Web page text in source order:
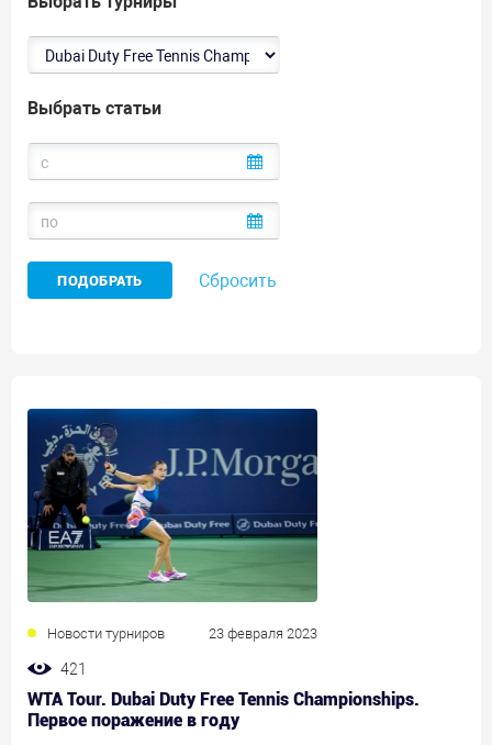
Выбрать статьи
Сбросить
Новости турниров 23 февраля 2023
421
WTA Tour. Dubai Duty Free Tennis Championships.
Первое поражение в году